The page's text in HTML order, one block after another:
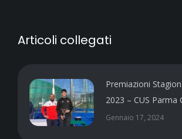
Articoli collegati
Premiazioni
2023 – CUS Parma
Gennaio 17, 2024